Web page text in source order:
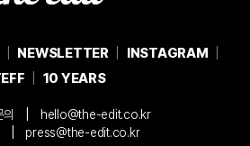
NEWSLETTER
INSTAGRAM
10 YEARS
hello@the-edit.co.kr
press@the-edit.co.kr